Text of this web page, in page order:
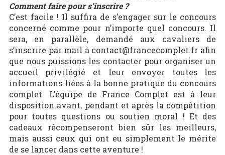
Comment faire pour s’inscrire ?
C’est facile ! Il suffira de s’engager sur le concours
concerné comme pour n’importe quel concours. Il
sera, en parallèle, demandé aux cavaliers de
s’inscrire par mail à contact@francecomplet.fr afin
que nous puissions les contacter pour organiser un
accueil privilégié et leur envoyer toutes les
informations liées à la bonne pratique du concours
complet. L’équipe de France Complet est à leur
disposition avant, pendant et après la compétition
pour toutes questions ou soutien moral ! Et des
cadeaux récompenseront bien sûr les meilleurs,
mais aussi ceux qui ont eu simplement le mérite
de se lancer dans cette aventure !